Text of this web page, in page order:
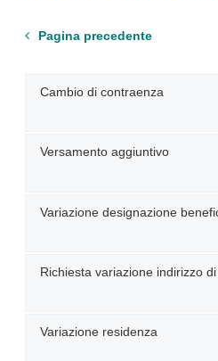
Pagina precedente
Cambio di contraenza
Versamento aggiuntivo
Variazione designazione
Richiesta variazione indirizzo
Variazione residenza